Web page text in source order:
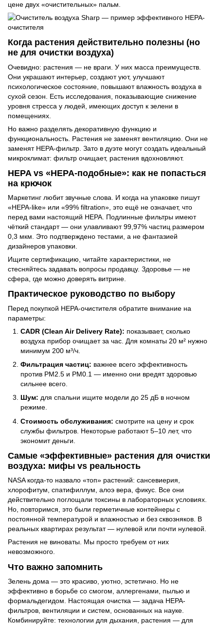
цене двух «очистительных» пальм.
Когда растения действительно полезны (но
не для очистки воздуха)
Очевидно: растения — не враги. У них масса преимуществ.
Они украшают интерьер, создают уют, улучшают
психологическое состояние, повышают влажность воздуха в
сухой сезон. Есть исследования, показывающие снижение
уровня стресса у людей, имеющих доступ к зелени в
помещениях.
Но важно разделять декоративную функцию и
функциональность. Растения не заменят вентиляцию. Они не
заменят HEPA-фильтр. Зато в дуэте могут создать идеальный
микроклимат: фильтр очищает, растения вдохновляют.
HEPA vs «HEPA-подобные»: как не попасться
на крючок
Маркетинг любит звучные слова. И когда на упаковке пишут
«HEPA-like» или «99% filtration», это ещё не означает, что
перед вами настоящий HEPA. Подлинные фильтры имеют
чёткий стандарт — они улавливают 99,97% частиц размером
0,3 мкм. Это подтверждено тестами, а не фантазией
дизайнеров упаковки.
Ищите сертификацию, читайте характеристики, не
стесняйтесь задавать вопросы продавцу. Здоровье — не
сфера, где можно доверять витрине.
Практическое руководство по выбору
Перед покупкой HEPA-очистителя обратите внимание на
параметры:
CADR (Clean Air Delivery Rate): показывает, сколько
воздуха прибор очищает за час. Для комнаты 20 м² нужно
минимум 200 м³/ч.
Фильтрация частиц: важнее всего эффективность
против PM2.5 и PM0.1 — именно они вредят здоровью
сильнее всего.
Шум: для спальни ищите модели до 25 дБ в ночном
режиме.
Стоимость обслуживания: смотрите на цену и срок
службы фильтров. Некоторые работают 5–10 лет, что
экономит деньги.
Самые «эффективные» растения для очистки
воздуха: мифы vs реальность
NASA когда-то назвало «топ» растений: сансевиерия,
хлорофитум, спатифиллум, алоэ вера, фикус. Все они
действительно поглощали токсины в лабораторных условиях.
Но, повторимся, это были герметичные контейнеры с
постоянной температурой и влажностью и без сквозняков. В
реальных квартирах результат — нулевой или почти нулевой.
Растения не виноваты. Мы просто требуем от них
невозможного.
Что важно запомнить
Зелень дома — это красиво, уютно, эстетично. Но не
эффективно в борьбе со смогом, аллергенами, пылью и
формальдегидом. Настоящая очистка — задача HEPA-
фильтров, вентиляции и систем, основанных на науке.
Комбинируйте: технологии для дыхания, растения — для